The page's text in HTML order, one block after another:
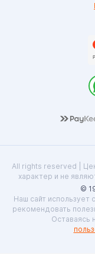
All rights reserved |
характер и не
©
Наш сайт использует
рекомендовать
Оставаясь